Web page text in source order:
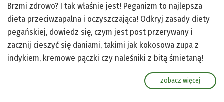
Brzmi zdrowo? I tak właśnie jest! Peganizm to najlepsza
dieta przeciwzapalna i oczyszczająca! Odkryj zasady diety
pegańskiej, dowiedz się, czym jest post przerywany i
zacznij cieszyć się daniami, takimi jak kokosowa zupa z
indykiem, kremowe pączki czy naleśniki z bitą śmietaną!
zobacz więcej